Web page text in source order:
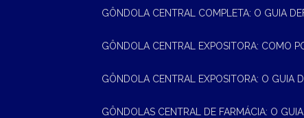
GÔNDOLA CENTRAL COMPLETA: O GUIA
GÔNDOLA CENTRAL EXPOSITORA: COMO
GÔNDOLA CENTRAL EXPOSITORA: O GUIA
GÔNDOLAS CENTRAL DE FARMÁCIA: O